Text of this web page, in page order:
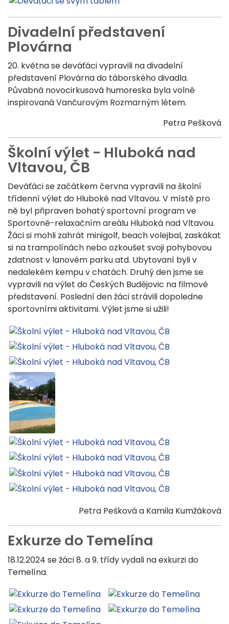
Divadelní představení
Plovárna
20. května se deváťáci vypravili na divadelní
představení Plovárna do táborského divadla.
Půvabná novocirkusová humoreska byla volně
inspirovaná Vančurovým Rozmarným létem.
Petra Pešková
Školní výlet - Hluboká nad
Vltavou, ČB
Deváťáci se začátkem června vypravili na školní
třídenní výlet do Hluboké nad Vltavou. V místě pro
ně byl připraven bohatý sportovní program ve
Sportovně-relaxačním areálu Hluboká nad Vltavou.
Žáci si mohli zahrát minigolf, beach volejbal, zaskákat
si na trampolínách nebo ozkoušet svoji pohybovou
zdatnost v lanovém parku atd. Ubytovaní byli v
nedalekém kempu v chatách. Druhý den jsme se
vypravili na výlet do Českých Budějovic na filmové
představení. Poslední den žáci strávili dopoledne
sportovními aktivitami. Výlet jsme si užili!
Petra Pešková a Kamila Kumžáková
Exkurze do Temelína
18.12.2024 se žáci 8. a 9. třídy vydali na exkurzi do
Temelína.